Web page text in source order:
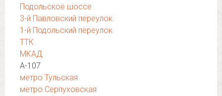
Подольское шоссе
3-й Павловский переулок
1-й Подольский переулок
ТТК
МКАД
А-107
метро Тульская
метро Серпуховская